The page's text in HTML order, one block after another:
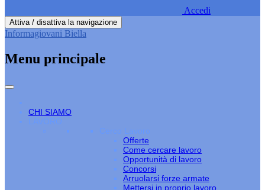
Accedi
Attiva / disattiva la navigazione
Informagiovani Biella
Menu principale
CHI SIAMO
LAVORO
Cerco Lavoro
Offerte
Come cercare lavoro
Opportunità di lavoro
Concorsi
Arruolarsi forze armate
Mettersi in proprio lavoro